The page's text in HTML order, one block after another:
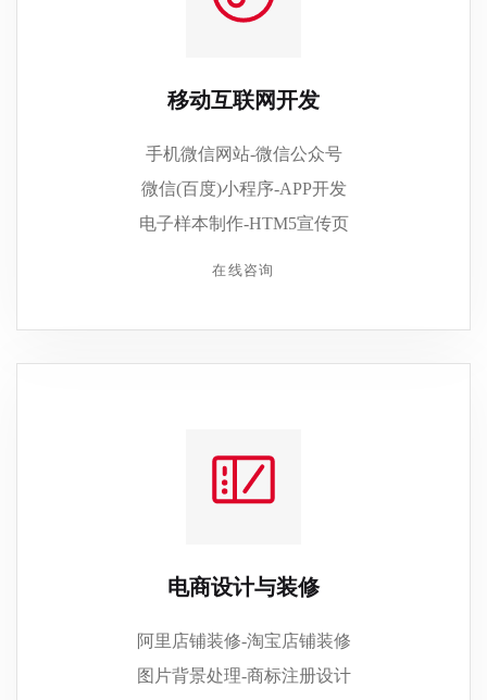
移动互联网开发
手机微信网站-微信公众号
微信(百度)小程序-APP开发
电子样本制作-HTM5宣传页
在线咨询
电商设计与装修
阿里店铺装修-淘宝店铺装修
图片背景处理-商标注册设计